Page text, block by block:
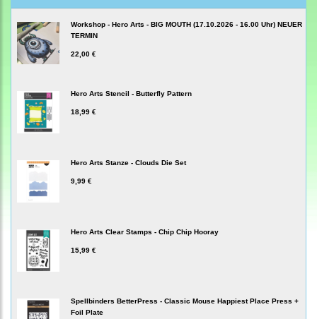
Workshop - Hero Arts - BIG MOUTH (17.10.2026 - 16.00 Uhr) NEUER
TERMIN
22,00 €
Hero Arts Stencil - Butterfly Pattern
18,99 €
Hero Arts Stanze - Clouds Die Set
9,99 €
Hero Arts Clear Stamps - Chip Chip Hooray
15,99 €
Spellbinders BetterPress - Classic Mouse Happiest Place Press +
Foil Plate